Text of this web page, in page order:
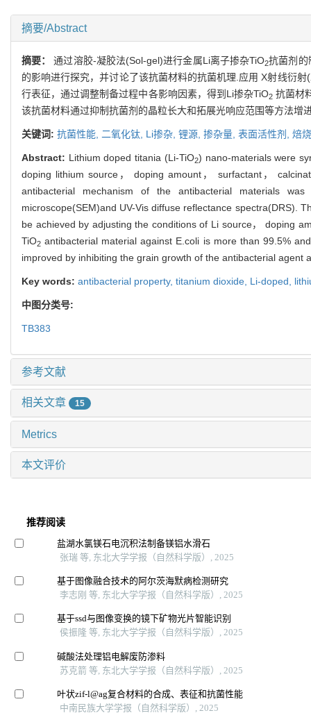
摘要/Abstract
摘要：通过溶胶-凝胶法(Sol-gel)进行金属Li离子掺杂TiO2抗菌剂的
的影响进行探究，并讨论了该抗菌材料的抗菌机理.应用 X射线衍
行表征，通过调整制备过程中各影响因素，得到Li掺杂TiO2抗菌材
该抗菌材料通过抑制抗菌剂的晶粒长大和拓展光响应范围等方法增
关键词: 抗菌性能, 二氧化钛, Li掺杂, 锂源, 掺杂量, 表面活性剂, 焙
Abstract: Lithium doped titania (Li-TiO2) nano-materials were
doping lithium source， doping amount， surfactant，
antibacterial mechanism of the antibacterial materials was
microscope(SEM)and UV-Vis diffuse reflectance spectra(DRS).
be achieved by adjusting the conditions of Li source， doping
TiO2 antibacterial material against E.coli is more than 99.5%
improved by inhibiting the grain growth of the antibacterial agent
Key words: antibacterial property, titanium dioxide, Li-doped,
中图分类号:
TB383
参考文献
相关文章 15
Metrics
本文评价
推荐阅读
盐湖水氯镁石电沉积法制备镁铝水滑石
张瑞 等, 东北大学学报（自然科学版）, 2025
基于图像融合技术的阿尔茨海默病检测研究
李志刚 等, 东北大学学报（自然科学版）, 2025
基于ssd与图像变换的镜下矿物光片智能识别
侯振隆 等, 东北大学学报（自然科学版）, 2025
碱酸法处理铝电解废防渗料
苏克箭 等, 东北大学学报（自然科学版）, 2025
叶状zif-l@ag复合材料的合成、表征和抗菌性能
中南民族大学学报（自然科学版）, 2025